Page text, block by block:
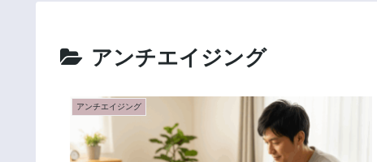
アンチエイジング
アンチエイジング